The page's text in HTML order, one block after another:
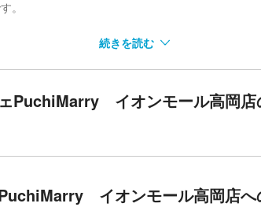
。
ればお膝の上で猫ちゃんが寝てくれることも！
いており、グッと距離を縮めるチャンスです。フ
ださい。(大きな声を出す・無理矢理抱き上げるな
り他のお客様が写り込まないようご配慮をお願いい
続きを読む
PuchiMarry イオンモール高岡店
イオンモール高岡店へ